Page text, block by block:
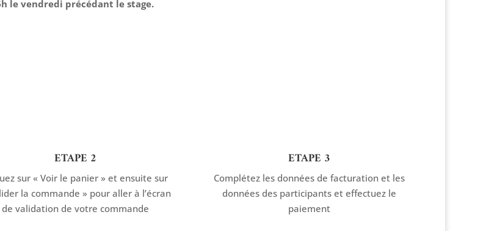
le vendredi précédant le stage.
ETAPE 2
sur « Voir le panier » et ensuite sur
la commande » pour aller à l’écran
de validation de votre commande
ETAPE 3
Complétez les données de facturation et les
données des participants et effectuez le
paiement